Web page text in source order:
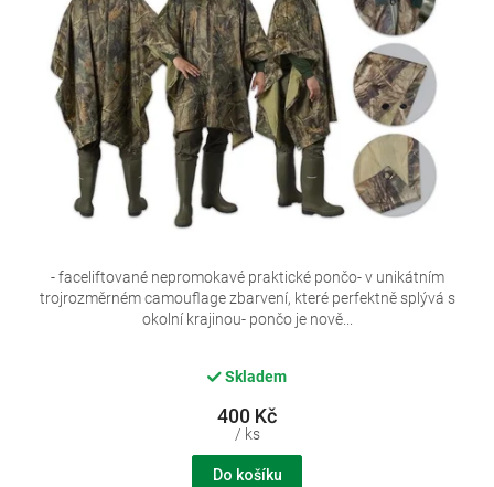
Skladem
400 Kč
/ ks
Do košíku
- faceliftované nepromokavé praktické pončo- v unikátním
trojrozměrném camouflage zbarvení, které perfektně splývá s
okolní krajinou- pončo je nově...